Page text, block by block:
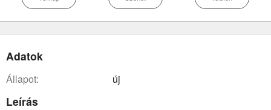
Adatok
állapot: új
Leírás